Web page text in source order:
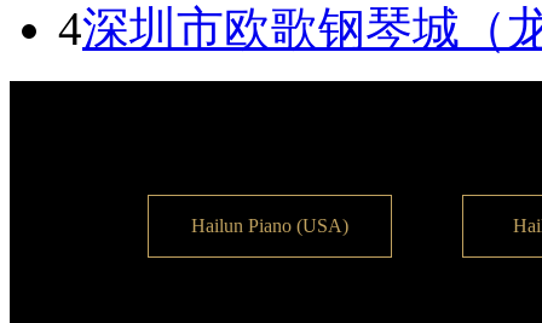
4深圳市欧歌钢琴城（
Hailun Piano (USA)